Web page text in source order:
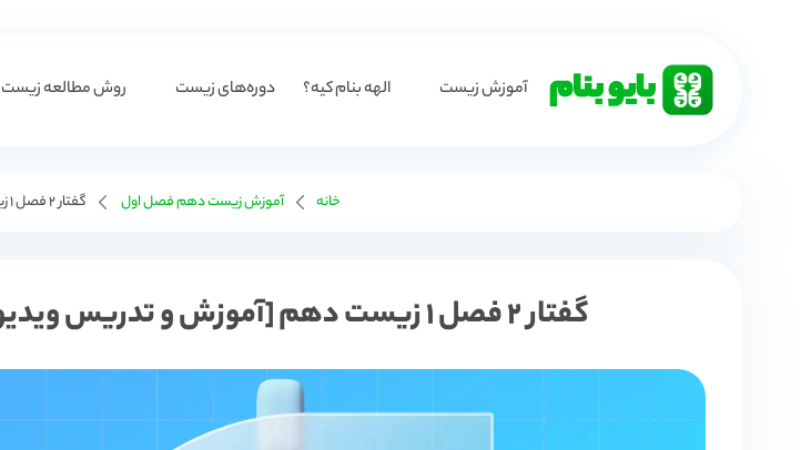
آموزش زیست الهه بنام کیه؟ دوره‌های زیست روش مطالعه زیست
خانه آموزش زیست دهم فصل اول گفتار 2 فصل 1 زیست دهم [آموزش و تدریس ویدیویی]
گفتار 2 فصل 1 زیست دهم [آموزش و تدریس ویدیویی]